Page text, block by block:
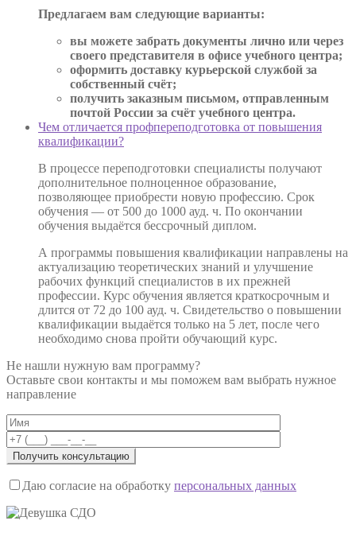
Предлагаем вам следующие варианты:
вы можете забрать документы лично или через
своего представителя в офисе учебного центра;
оформить доставку курьерской службой за
собственный счёт;
получить заказным письмом, отправленным
почтой России за счёт учебного центра.
Чем отличается профпереподготовка от повышения
квалификации?
В процессе переподготовки специалисты получают
дополнительное полноценное образование,
позволяющее приобрести новую профессию. Срок
обучения — от 500 до 1000 ауд. ч. По окончании
обучения выдаётся бессрочный диплом.
А программы повышения квалификации направлены на
актуализацию теоретических знаний и улучшение
рабочих функций специалистов в их прежней
профессии. Курс обучения является краткосрочным и
длится от 72 до 100 ауд. ч. Свидетельство о повышении
квалификации выдаётся только на 5 лет, после чего
необходимо снова пройти обучающий курс.
Не нашли нужную вам программу?
Оставьте свои контакты и мы поможем вам выбрать нужное
направление
Даю согласие на обработку персональных данных